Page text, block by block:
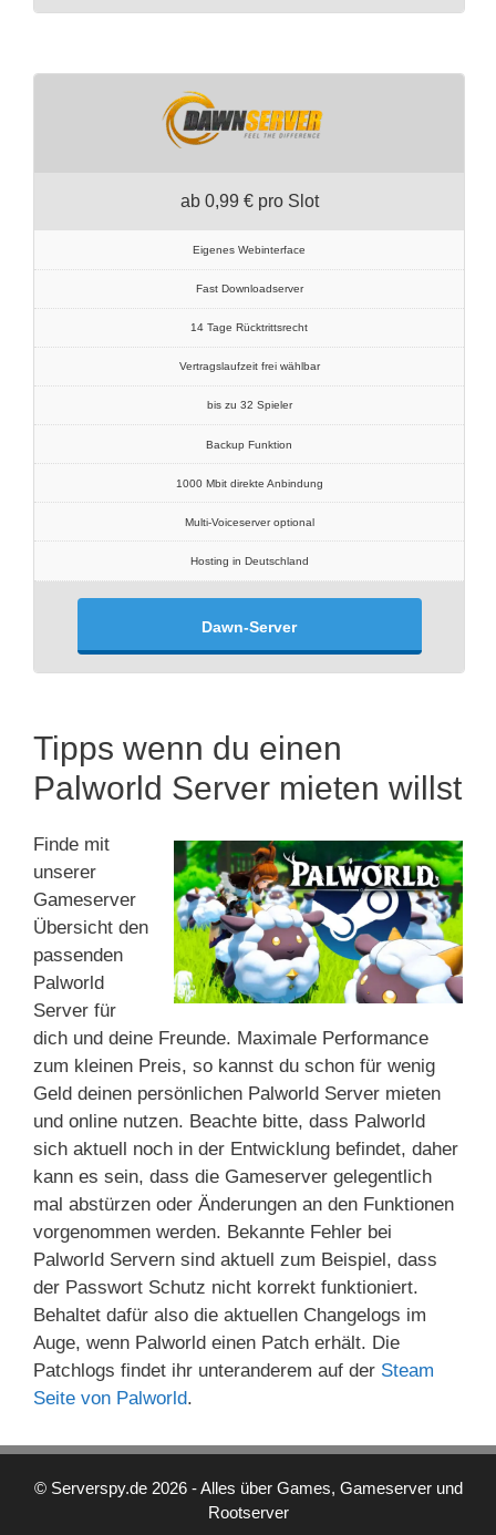
ab 0,99 € pro Slot
Eigenes Webinterface
Fast Downloadserver
14 Tage Rücktrittsrecht
Vertragslaufzeit frei wählbar
bis zu 32 Spieler
Backup Funktion
1000 Mbit direkte Anbindung
Multi-Voiceserver optional
Hosting in Deutschland
Dawn-Server
Tipps wenn du einen
Palworld Server mieten willst
Finde mit
unserer
Gameserver
Übersicht den
passenden
Palworld
Server für
dich und deine Freunde. Maximale Performance
zum kleinen Preis, so kannst du schon für wenig
Geld deinen persönlichen Palworld Server mieten
und online nutzen. Beachte bitte, dass Palworld
sich aktuell noch in der Entwicklung befindet, daher
kann es sein, dass die Gameserver gelegentlich
mal abstürzen oder Änderungen an den Funktionen
vorgenommen werden. Bekannte Fehler bei
Palworld Servern sind aktuell zum Beispiel, dass
der Passwort Schutz nicht korrekt funktioniert.
Behaltet dafür also die aktuellen Changelogs im
Auge, wenn Palworld einen Patch erhält. Die
Patchlogs findet ihr unteranderem auf der Steam
Seite von Palworld.
© Serverspy.de 2026 - Alles über Games, Gameserver und
Rootserver